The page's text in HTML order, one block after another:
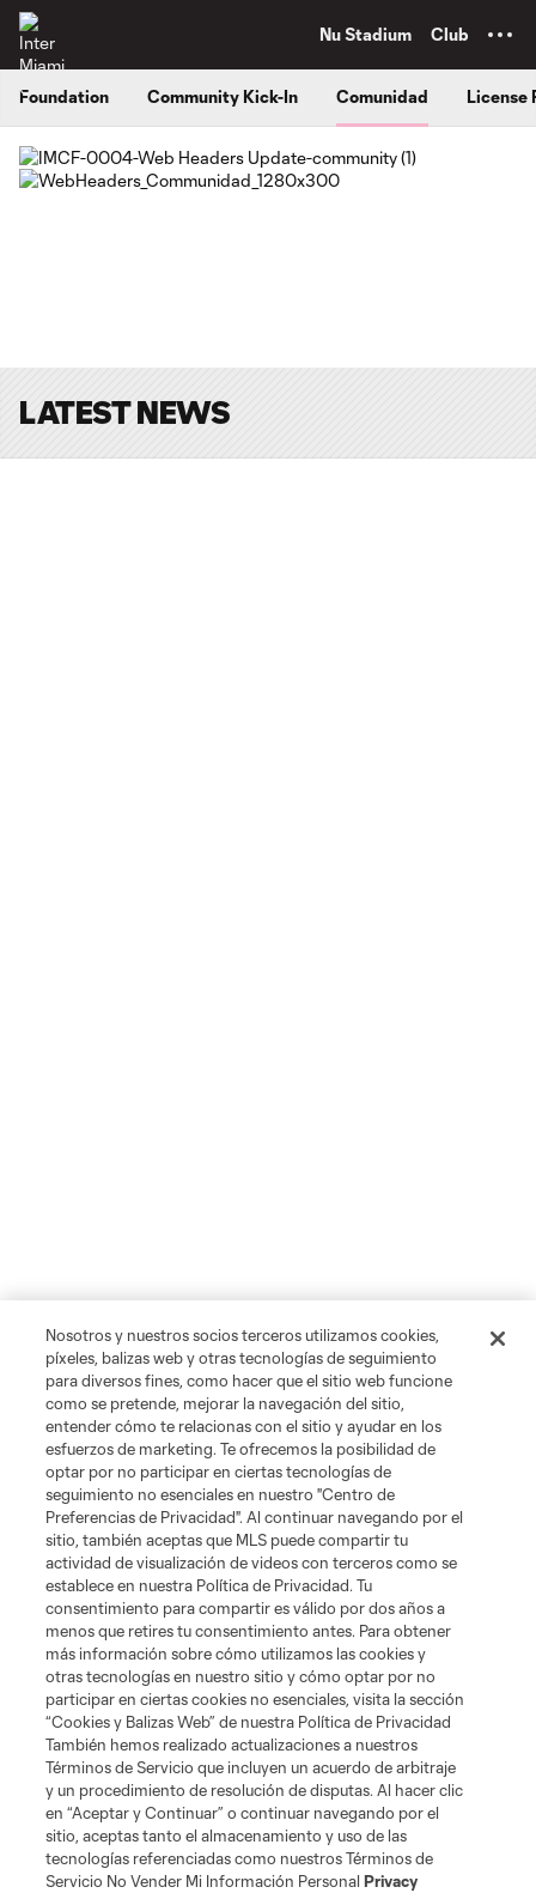
Nu Stadium Club
Foundation Community Kick-In Comunidad License
LATEST NEWS
Nosotros y nuestros socios terceros utilizamos cookies,
píxeles, balizas web y otras tecnologías de seguimiento
para diversos fines, como hacer que el sitio web funcione
como se pretende, mejorar la navegación del sitio,
entender cómo te relacionas con el sitio y ayudar en los
esfuerzos de marketing. Te ofrecemos la posibilidad de
optar por no participar en ciertas tecnologías de
seguimiento no esenciales en nuestro "Centro de
Preferencias de Privacidad". Al continuar navegando por el
sitio, también aceptas que MLS puede compartir tu
actividad de visualización de videos con terceros como se
establece en nuestra Política de Privacidad. Tu
consentimiento para compartir es válido por dos años a
menos que retires tu consentimiento antes. Para obtener
más información sobre cómo utilizamos las cookies y
otras tecnologías en nuestro sitio y cómo optar por no
participar en ciertas cookies no esenciales, visita la sección
“Cookies y Balizas Web” de nuestra Política de Privacidad
También hemos realizado actualizaciones a nuestros
Términos de Servicio que incluyen un acuerdo de arbitraje
y un procedimiento de resolución de disputas. Al hacer clic
en “Aceptar y Continuar” o continuar navegando por el
sitio, aceptas tanto el almacenamiento y uso de las
tecnologías referenciadas como nuestros Términos de
Servicio No Vender Mi Información PersonalPrivacy